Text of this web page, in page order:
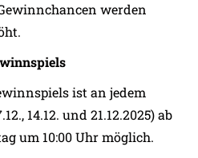
werden
ist an jedem
14.12. und 21.12.2025) ab
um 10:00 Uhr möglich.